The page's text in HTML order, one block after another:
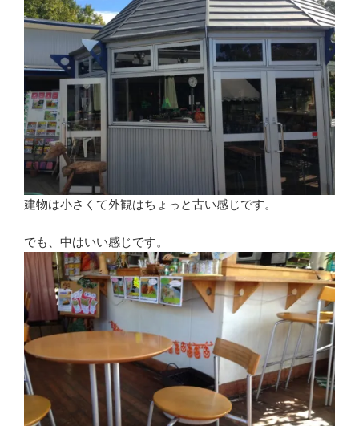
建物は小さくて外観はちょっと古い感じです。
でも、中はいい感じです。